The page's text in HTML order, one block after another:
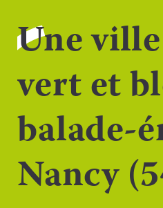
Une
vert et
balade-
Nancy